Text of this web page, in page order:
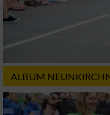
ALBUM
Wir nutzen Ihre Daten für
Speichern von oder
Verwendung
von Werbeanzeigen